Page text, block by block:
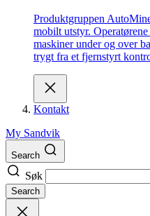
Produktgruppen
mobilt utstyr.
maskiner under og over
trygt fra et fjernstyrt
Kontakt
My Sandvik
Search
Søk
Search